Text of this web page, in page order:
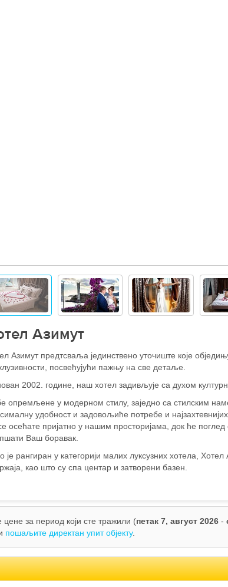
Азимут
Азимут предтсваља јединствено уточиште које
посвећујући пажњу на све детаље.
2002. године, наш хотел задивљује са духом
опремљене у модерном стилу, заједно са стилским
удобност и задовољиће потребе и
осећате пријатно у нашим просторијама, док ће
Ваш боравак.
је рангиран у категорији малих луксузних хотела,
као што су спа центар и затворени базен.
за период који сте тражили (петак 7, август 2026 -
пошаљите директан упит објекту.